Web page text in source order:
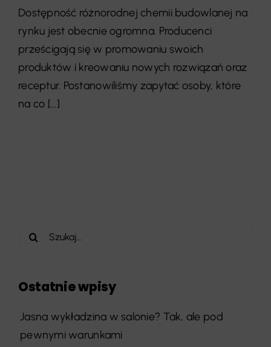
Dostępność różnorodnej chemii budowlanej na
rynku jest obecnie ogromna. Producenci
prześcigają się w promowaniu swoich
produktów i kreowaniu nowych rozwiązań oraz
receptur. Postanowiliśmy zapytać osoby, które
na co [...]
Szukaj
Ostatnie wpisy
Jasna wykładzina w salonie? Tak, ale pod
pewnymi warunkami